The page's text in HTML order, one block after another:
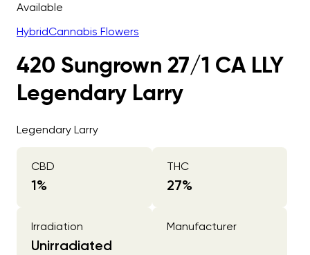
Available
HybridCannabis Flowers
420 Sungrown 27/1 CA LLY
Legendary Larry
Legendary Larry
CBD
1%
THC
27%
Irradiation
Unirradiated
Manufacturer